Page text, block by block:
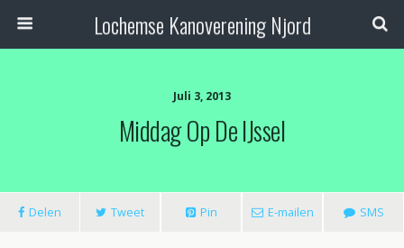
Lochemse Kanoverening Njord
Juli 3, 2013
Middag Op De IJssel
Delen Tweet Pin E-mailen SMS